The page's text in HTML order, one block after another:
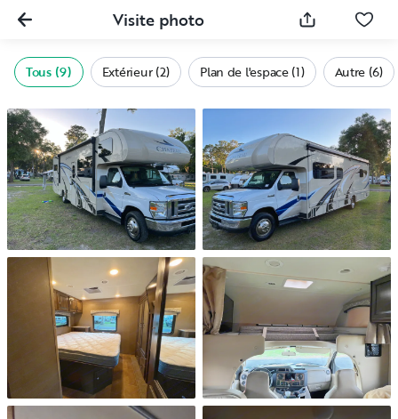
Visite photo
Tous (9) Extérieur (2) Plan de l'espace (1) Autre (6)